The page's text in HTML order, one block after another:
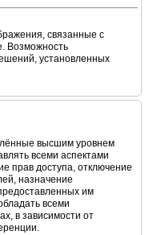
связанные с
Возможность
установленных
высшим уровнем
всеми аспектами
прав доступа, отключение
назначение
им
всеми
в зависимости от